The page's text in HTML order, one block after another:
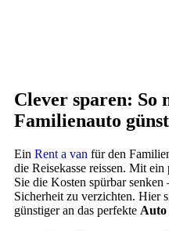
Clever sparen: So
Familienauto
Ein Rent a van für den
die Reisekasse reissen. Mit
Sie die Kosten spürbar
Sicherheit zu verzichten. Hier
günstiger an das perfekte Auto